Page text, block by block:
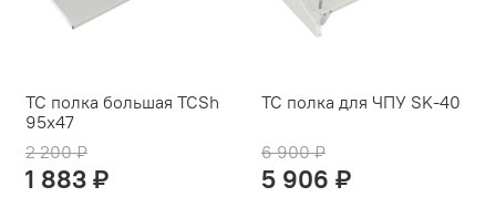
TC полка большая TCSh
95х47
2 200 ₽
1 883 ₽
TC полка для ЧПУ SK-40
6 900 ₽
5 906 ₽